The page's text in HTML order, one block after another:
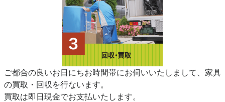
ご都合の良いお日にちお時間帯にお伺いいたしまして、家具
の買取・回収を行ないます。
買取は即日現金でお支払いたします。